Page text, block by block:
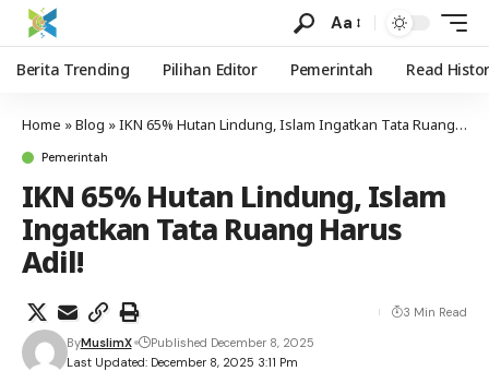
Aa
Berita Trending Pilihan Editor Pemerintah Read
Home »Blog »IKN 65% Hutan Lindung, Islam Ingatkan Tata Ruang Harus Adil!
Pemerintah
IKN 65% Hutan Lindung, Islam
Ingatkan Tata Ruang Harus
Adil!
Last Updated: December 8, 2025 3:11 Pm
ByMuslimX Published December 8, 2025
3 Min Read